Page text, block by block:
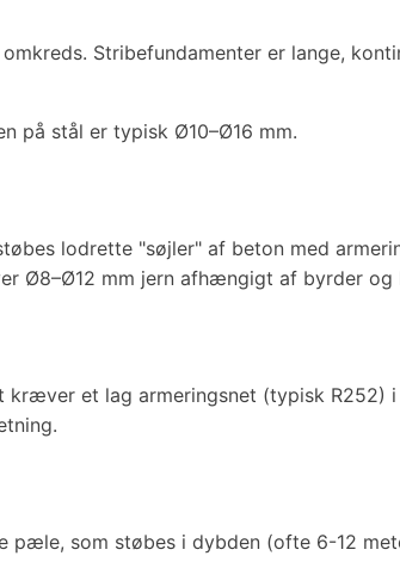
Stribefundamenter er lange,
på stål er typisk Ø10–Ø16 mm.
lodrette "søjler" af beton med
Ø8–Ø12 mm jern afhængigt af byrder og
et lag armeringsnet (typisk
pæle, som støbes i dybden (ofte 6-12